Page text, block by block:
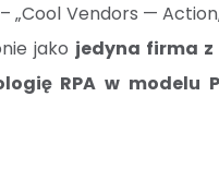
Vendors —
jako jedyna firma z
RPA w modelu